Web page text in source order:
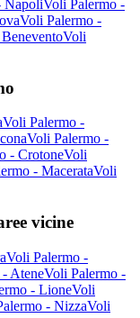
NapoliVoli Palermo -
Voli Palermo -
Voli
Voli Palermo -
Voli Palermo -
- CrotoneVoli
- MacerataVoli
vicine
Voli Palermo -
AteneVoli Palermo -
- LioneVoli
- NizzaVoli